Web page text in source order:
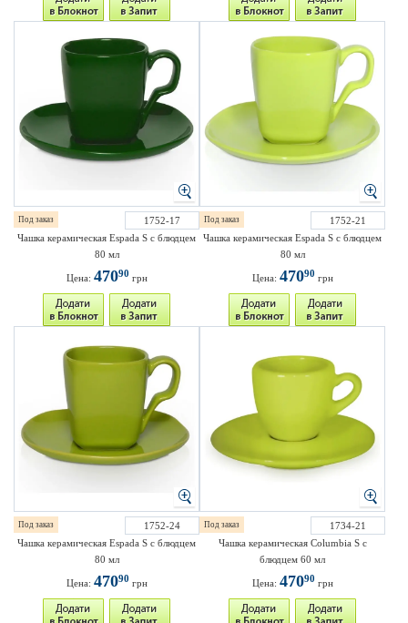
Под заказ
1752-17
Чашка керамическая Espada S с блюдцем
80 мл
Цена: 47090 грн
Под заказ
1752-21
Чашка керамическая Espada S с блюдцем
80 мл
Цена: 47090 грн
Под заказ
1752-24
Чашка керамическая Espada S с блюдцем
80 мл
Цена: 47090 грн
Под заказ
1734-21
Чашка керамическая Columbia S с
блюдцем 60 мл
Цена: 47090 грн